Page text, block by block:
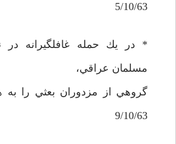
5/10/63
* در يك حمله غافلگيرانه در
مسلمان عراقي،
گروهي از مزدوران بعثي را به
9/10/63